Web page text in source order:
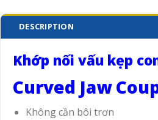
DESCRIPTION
Khớp nối vấu kẹp
Curved Jaw
Không cần bôi trơn